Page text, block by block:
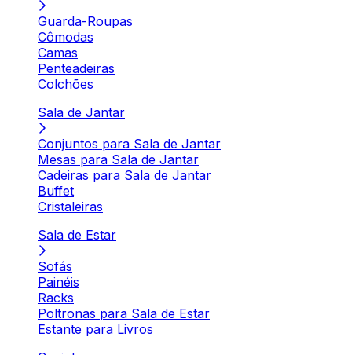
Guarda-Roupas
Cômodas
Camas
Penteadeiras
Colchões
Sala de Jantar
Conjuntos para Sala de Jantar
Mesas para Sala de Jantar
Cadeiras para Sala de Jantar
Buffet
Cristaleiras
Sala de Estar
Sofás
Painéis
Racks
Poltronas para Sala de Estar
Estante para Livros